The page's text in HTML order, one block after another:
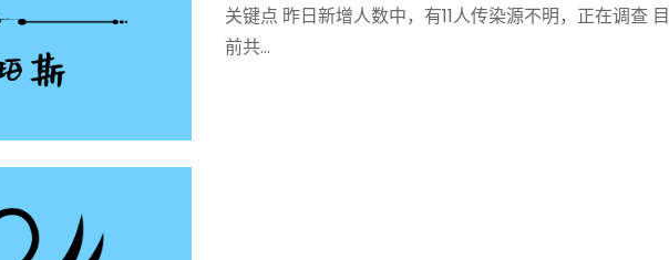
关键点 昨日新增人数中，有11人传染源不明，正在调查 目
前共…